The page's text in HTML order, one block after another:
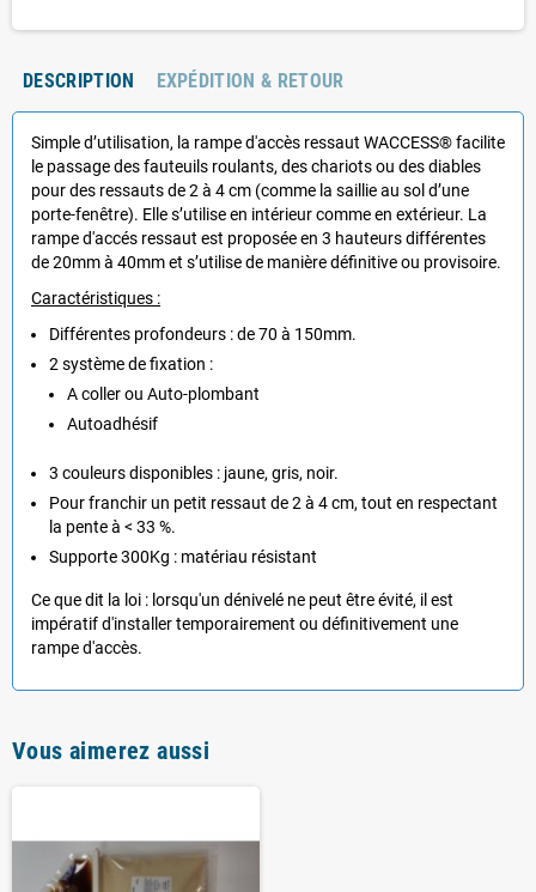
DESCRIPTION EXPÉDITION & RETOUR
Simple d’utilisation, la rampe d'accès ressaut WACCESS® facilite
le passage des fauteuils roulants, des chariots ou des diables
pour des ressauts de 2 à 4 cm (comme la saillie au sol d’une
porte-fenêtre). Elle s’utilise en intérieur comme en extérieur. La
rampe d'accés ressaut est proposée en 3 hauteurs différentes
de 20mm à 40mm et s’utilise de manière définitive ou provisoire.
Caractéristiques :
Différentes profondeurs : de 70 à 150mm.
2 système de fixation :
A coller ou Auto-plombant
Autoadhésif
3 couleurs disponibles : jaune, gris, noir.
Pour franchir un petit ressaut de 2 à 4 cm, tout en respectant
la pente à < 33 %.
Supporte 300Kg : matériau résistant
Ce que dit la loi : lorsqu'un dénivelé ne peut être évité, il est
impératif d'installer temporairement ou définitivement une
rampe d'accès.
Vous aimerez aussi